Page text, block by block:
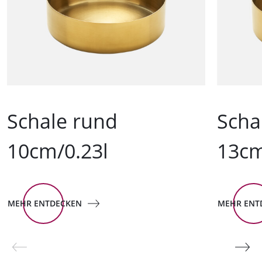
Schale rund
10cm/0.23l
MEHR ENTDECKEN MEHR